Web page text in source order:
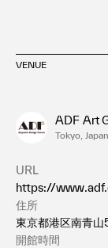
VENUE
ADF Art
Tokyo, Japan
URL
https://
住所
東京都港区南青
開館時間